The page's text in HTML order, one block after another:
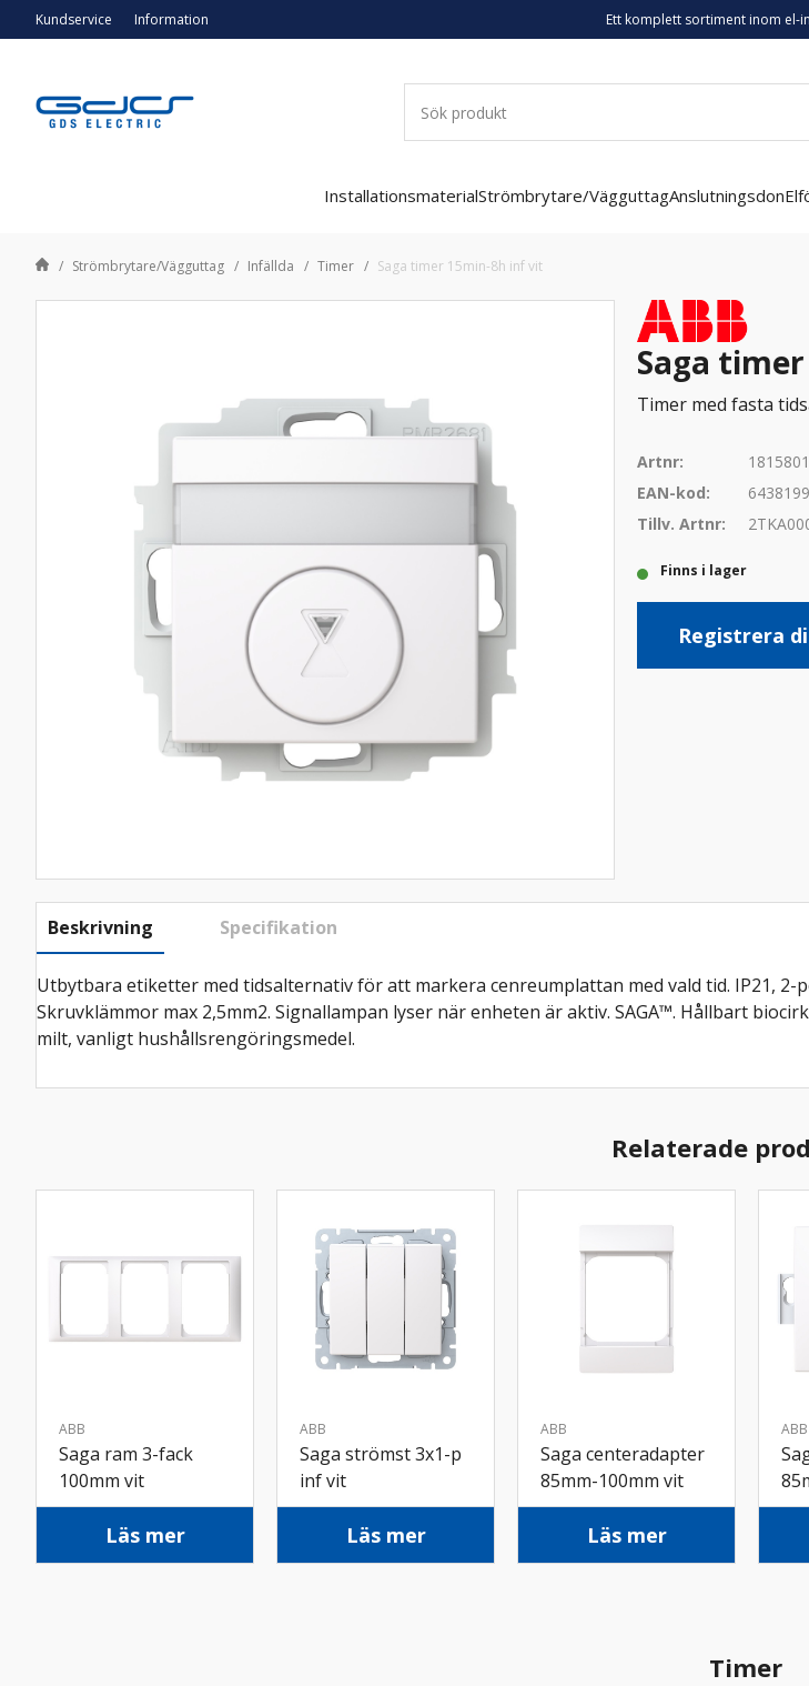
Kundservice Information Ett komplett sortiment inom el-
InstallationsmaterialStrömbrytare/VägguttagAnslutningsdon
Strömbrytare/Vägguttag Infällda Timer Saga timer 15min-8h inf vit
Saga
Timer med fasta
Artnr:
1815801
EAN-kod:
Tillv. Artnr:
Finns i lager
Registrera
Beskrivning Specifikation
Utbytbara etiketter med tidsalternativ för att markera cenreumplattan med vald tid. IP21, 2-
Skruvklämmor max 2,5mm2. Signallampan lyser när enheten är aktiv. SAGA™. Hållbart
milt, vanligt hushållsrengöringsmedel.
Relaterade
ABB
Saga ram 3-fack
100mm vit
Läs mer
ABB
Saga strömst 3x1-p
inf vit
Läs mer
ABB
Saga centeradapter
85mm-100mm vit
Läs mer
ABB
Timer